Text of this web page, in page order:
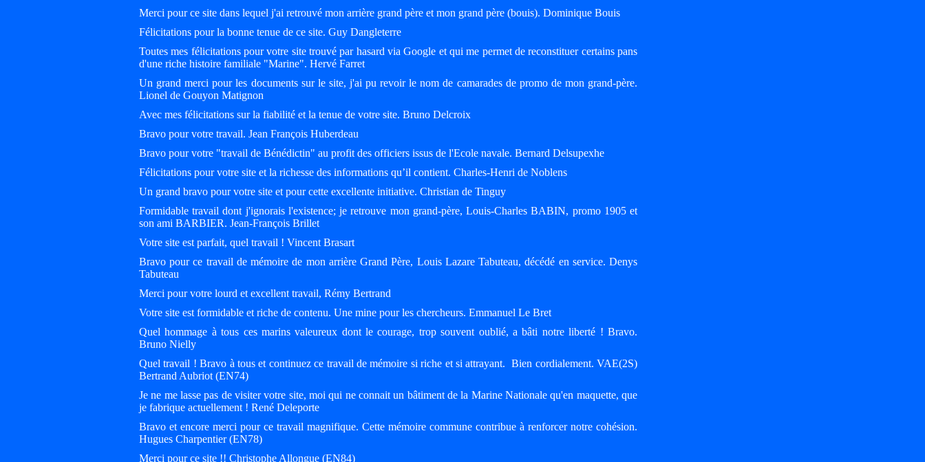
Merci pour ce site dans lequel j'ai retrouvé mon arrière grand père et mon grand père (bouis). Dominique Bouis
Félicitations pour la bonne tenue de ce site. Guy Dangleterre
Toutes mes félicitations pour votre site trouvé par hasard via Google et qui me permet de reconstituer certains pans
d'une riche histoire familiale "Marine". Hervé Farret
Un grand merci pour les documents sur le site, j'ai pu revoir le nom de camarades de promo de mon grand-père.
Lionel de Gouyon Matignon
Avec mes félicitations sur la fiabilité et la tenue de votre site. Bruno Delcroix
Bravo pour votre travail. Jean François Huberdeau
Bravo pour votre "travail de Bénédictin" au profit des officiers issus de l'Ecole navale. Bernard Delsupexhe
Félicitations pour votre site et la richesse des informations qu’il contient. Charles-Henri de Noblens
Un grand bravo pour votre site et pour cette excellente initiative. Christian de Tinguy
Formidable travail dont j'ignorais l'existence; je retrouve mon grand-père, Louis-Charles BABIN, promo 1905 et
son ami BARBIER. Jean-François Brillet
Votre site est parfait, quel travail ! Vincent Brasart
Bravo pour ce travail de mémoire de mon arrière Grand Père, Louis Lazare Tabuteau, décédé en service. Denys
Tabuteau
Merci pour votre lourd et excellent travail, Rémy Bertrand
Votre site est formidable et riche de contenu. Une mine pour les chercheurs. Emmanuel Le Bret
Quel hommage à tous ces marins valeureux dont le courage, trop souvent oublié, a bâti notre liberté ! Bravo.
Bruno Nielly
Quel travail ! Bravo à tous et continuez ce travail de mémoire si riche et si attrayant. Bien cordialement. VAE(2S)
Bertrand Aubriot (EN74)
Je ne me lasse pas de visiter votre site, moi qui ne connait un bâtiment de la Marine Nationale qu'en maquette, que
je fabrique actuellement ! René Deleporte
Bravo et encore merci pour ce travail magnifique. Cette mémoire commune contribue à renforcer notre cohésion.
Hugues Charpentier (EN78)
Merci pour ce site !! Christophe Allongue (EN84)